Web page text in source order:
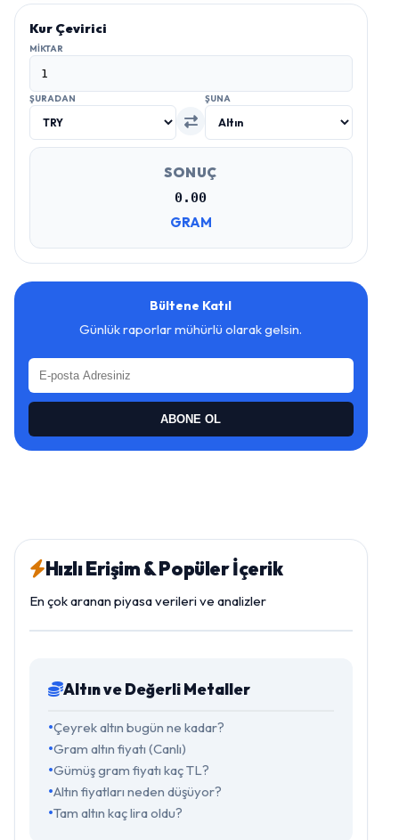
Kur Çevirici
MIKTAR
ŞURADAN ŞUNA
SONUÇ
0.00
GRAM
Bültene Katıl
Günlük raporlar mühürlü olarak gelsin.
ABONE OL
Hızlı Erişim & Popüler İçerik
En çok aranan piyasa verileri ve analizler
Altın ve Değerli Metaller
Çeyrek altın bugün ne kadar?
Gram altın fiyatı (Canlı)
Gümüş gram fiyatı kaç TL?
Altın fiyatları neden düşüyor?
Tam altın kaç lira oldu?